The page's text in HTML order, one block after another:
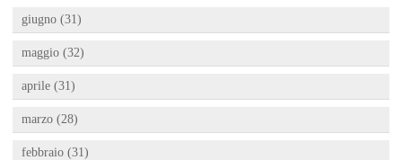
giugno (31)
maggio (32)
aprile (31)
marzo (28)
febbraio (31)